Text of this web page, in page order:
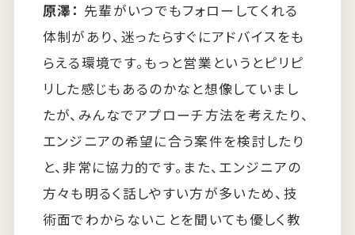
原澤： 先輩がいつでもフォローしてくれる
体制があり、迷ったらすぐにアドバイスをも
らえる環境です。もっと営業というとピリピ
リした感じもあるのかなと想像していまし
たが、みんなでアプローチ方法を考えたり、
エンジニアの希望に合う案件を検討したり
と、非常に協力的です。また、エンジニアの
方々も明るく話しやすい方が多いため、技
術面でわからないことを聞いても優しく教